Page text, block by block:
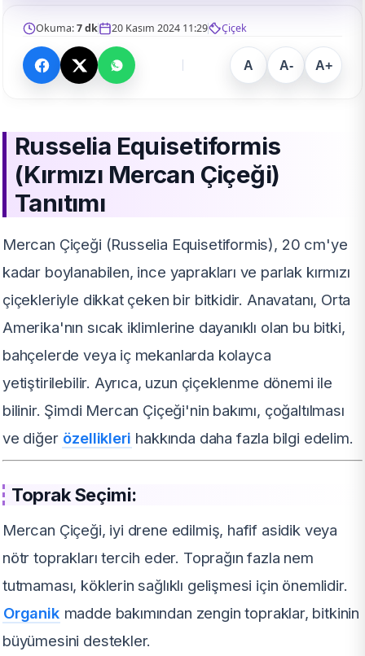
Okuma:7 dk 20 Kasım 2024 11:29 Çiçek
A A- A+
Russelia Equisetiformis
(Kırmızı Mercan Çiçeği)
Tanıtımı
Mercan Çiçeği (Russelia Equisetiformis), 20 cm'ye
kadar boylanabilen, ince yaprakları ve parlak kırmızı
çiçekleriyle dikkat çeken bir bitkidir. Anavatanı, Orta
Amerika'nın sıcak iklimlerine dayanıklı olan bu bitki,
bahçelerde veya iç mekanlarda kolayca
yetiştirilebilir. Ayrıca, uzun çiçeklenme dönemi ile
bilinir. Şimdi Mercan Çiçeği'nin bakımı, çoğaltılması
ve diğer özellikleri hakkında daha fazla bilgi edelim.
Toprak Seçimi:
Mercan Çiçeği, iyi drene edilmiş, hafif asidik veya
nötr toprakları tercih eder. Toprağın fazla nem
tutmaması, köklerin sağlıklı gelişmesi için önemlidir.
Organik madde bakımından zengin topraklar, bitkinin
büyümesini destekler.